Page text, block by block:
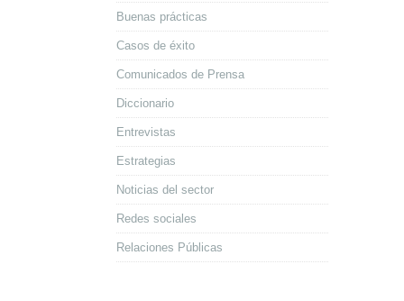
Buenas prácticas
Casos de éxito
Comunicados de Prensa
Diccionario
Entrevistas
Estrategias
Noticias del sector
Redes sociales
Relaciones Públicas